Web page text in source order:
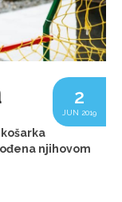
2
JUN 2019
njihovom